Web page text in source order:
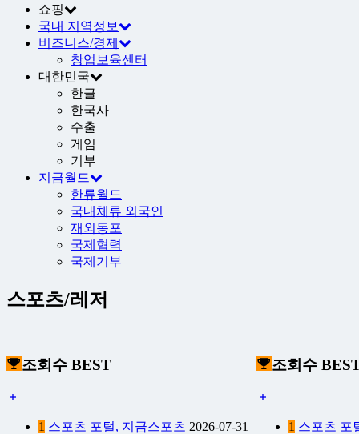
쇼핑
국내 지역정보
비즈니스/경제
창업보육센터
대한민국
한글
한국사
수출
게임
기부
지금월드
한류월드
국내체류 외국인
재외동포
국제협력
국제기부
스포츠/레저
조회수 BEST
1 스포츠 포털, 지금스포츠 2026-07-31
조회수
1 스포츠 포